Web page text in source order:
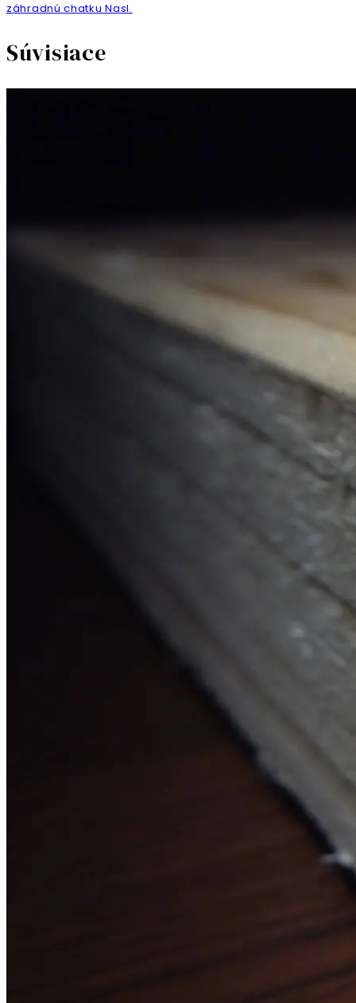
záhradnú chatkuNasl.
Súvisiace